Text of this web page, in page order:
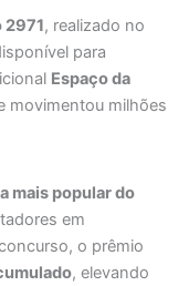
2971, realizado no
para
Espaço da
movimentou milhões
mais popular do
em
o prêmio
, elevando